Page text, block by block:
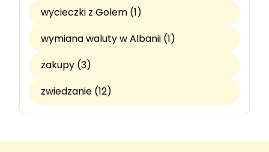
wycieczki z Golem (1)
wymiana waluty w Albanii (1)
zakupy (3)
zwiedzanie (12)